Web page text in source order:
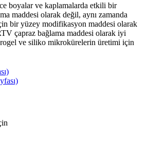
boyalar ve kaplamalarda etkili bir
maddesi olarak değil, aynı zamanda
bir yüzey modifikasyon maddesi olarak
çapraz bağlama maddesi olarak iyi
ve siliko mikrokürelerin üretimi için